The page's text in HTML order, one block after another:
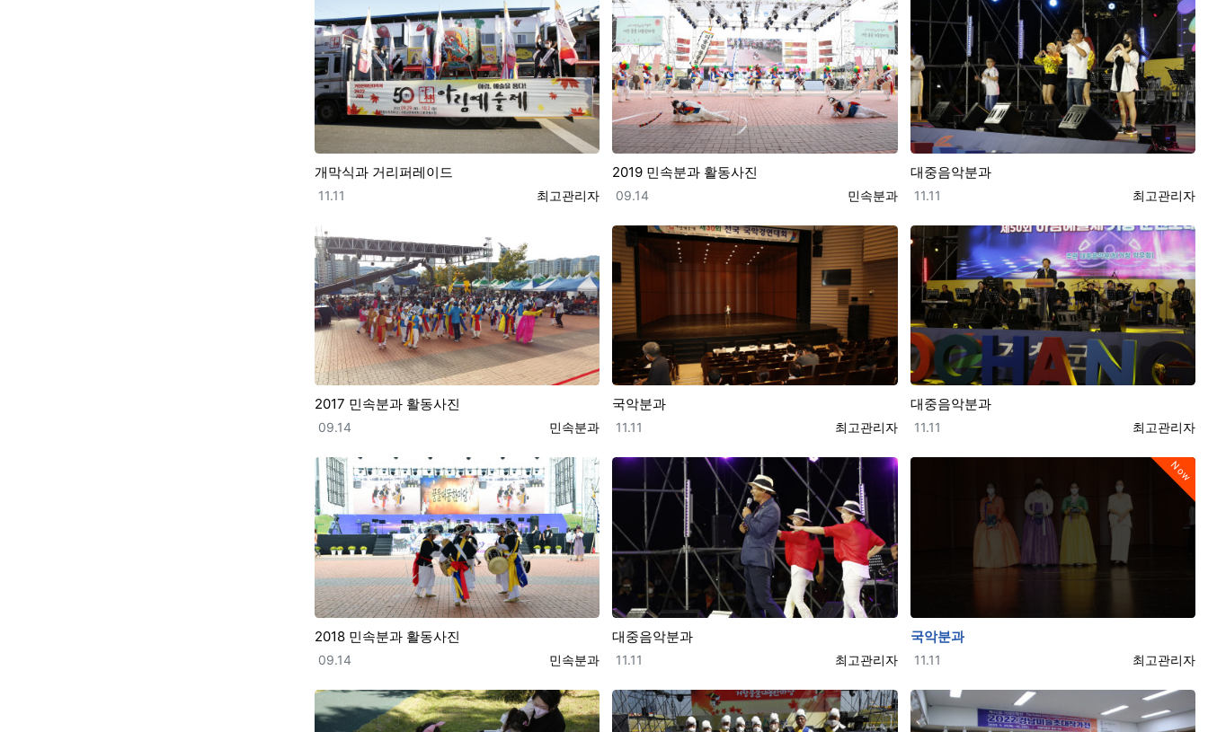
개막식과 거리퍼레이드
등록자
최고관리자
등록일
11.11
2019 민속분과 활동사진
등록자
민속분과
등록일
09.14
대중음악분과
등록자
최고관리자
등록일
11.11
2017 민속분과 활동사진
등록자
민속분과
등록일
09.14
국악분과
등록자
최고관리자
등록일
11.11
대중음악분과
등록자
최고관리자
등록일
11.11
2018 민속분과 활동사진
등록자
민속분과
등록일
09.14
대중음악분과
등록자
최고관리자
등록일
11.11
Now
국악분과
등록자
최고관리자
등록일
11.11